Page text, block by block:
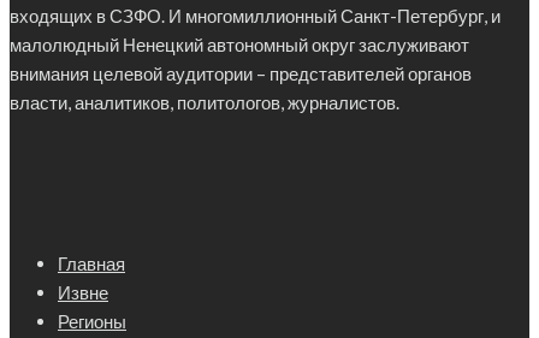
входящих в СЗФО. И многомиллионный Санкт-Петербург, и
малолюдный Ненецкий автономный округ заслуживают
внимания целевой аудитории – представителей органов
власти, аналитиков, политологов, журналистов.
Главная
Извне
Регионы